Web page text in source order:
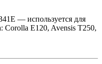
— используется для
E120, Avensis T250,